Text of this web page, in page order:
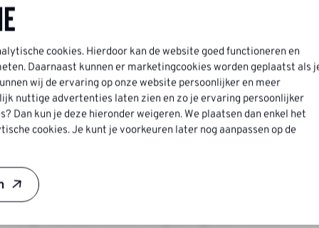
week)
€3.200 – €4.500 bruto per maand, afhankelijk van
balans tussen werk en privé
bij een technische functie
je werk
de groep
teamactiviteiten en gezellige activiteiten
cookies. Hierdoor kan de website goed functioneren en
Daarnaast kunnen er marketingcookies worden geplaatst als
wij de ervaring op onze website persoonlijker en meer
nuttige advertenties laten zien en zo je ervaring persoonlijker
Dan kun je deze hieronder weigeren. We plaatsen dan enkel het
cookies. Je kunt je voorkeuren later nog aanpassen op de